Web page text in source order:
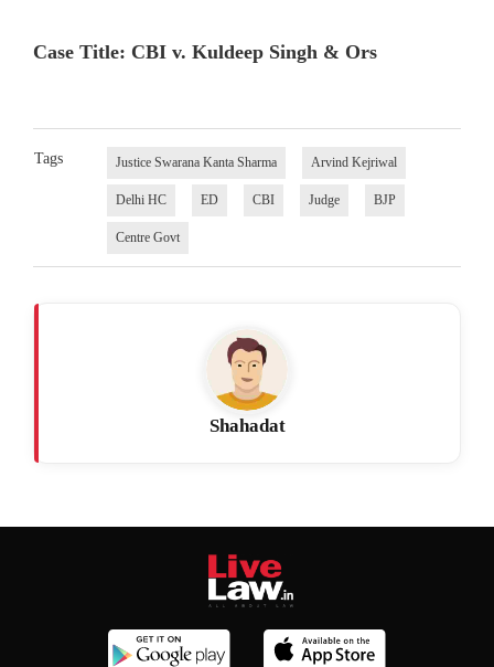
Case Title: CBI v. Kuldeep Singh & Ors
Tags Justice Swarana Kanta Sharma Arvind Kejriwal
Delhi HC ED CBI Judge BJP
Centre Govt
Shahadat